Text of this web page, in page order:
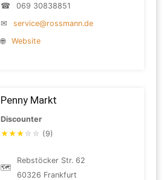
☎
069 30838851
✉
service@rossmann.de
🌐
Website
Penny Markt
Discounter
★★★ ☆ ☆ (9)
🗺
Rebstöcker Str. 62
60326 Frankfurt